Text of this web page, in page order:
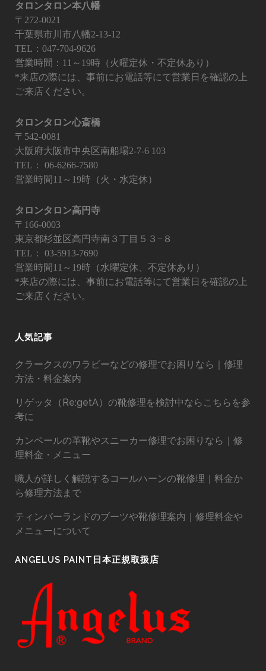
タロンタロン本八幡
〒272-0021
千葉県市川市八幡2-13-12
TEL：047-704-9626
営業時間：11～19時（火曜定休・不定休あり）
*来店の際には、事前にお電話等にて営業日を確認の上
ご来店ください。
タロンタロン心斎橋
〒542-0081
大阪府大阪市中央区南船場2-7-6 103
TEL：
06-6266-7580
営業時間11～19時（火・水定休）
タロンタロン高円寺
〒166-0003
東京都杉並区高円寺南３丁目５３−８
TEL：
03-5913-7690
営業時間11～19時（水曜定休、不定休あり）
*来店の際には、事前にお電話等にて営業日を確認の上
ご来店ください。
人気記事
クラークスのワラビーなどの修理でお困りなら｜修理
方法・料金案内
リゲッタ（Re:getA）の靴修理を検討中ならこちらを参
考に
カンペールの革靴やスニーカー修理でお困りなら｜修
理料金・メニュー
職人が詳しく解説するコールハーンの靴修理｜料金か
ら修理方法まで
ティンバーランドのブーツや靴修理案内｜修理料金や
メニューについて
ANGELUS PAINT日本正規取扱店